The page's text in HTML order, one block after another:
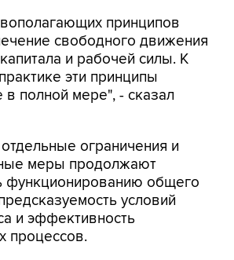
принципов
свободного движения
и рабочей силы. К
эти принципы
в полной мере", - сказал
ограничения и
меры продолжают
функционированию общего
условий
и эффективность
процессов.